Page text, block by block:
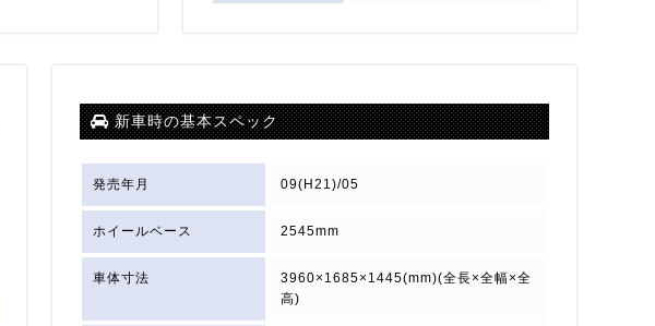
新車時の基本スペック
発売年月 09(H21)/05
ホイールベース 2545mm
車体寸法
3960×1685×1445(mm)(全長×全幅×全
高)